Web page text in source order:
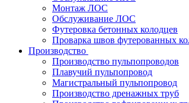
Монтаж ЛОС
Обслуживание ЛОС
Футеровка бетонных колодцев
Проварка швов футерованных
Производство
Производство пульпопроводов
Плавучий пульпопровод
Магистральный пульпопровод
Производство дренажных труб